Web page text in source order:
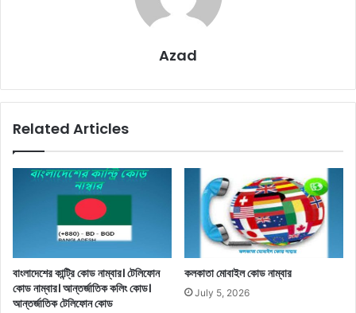
Azad
Related Articles
বাংলাদেশের কান্ট্রি কোড নাম্বার। টেলিফোন
কোড নাম্বার। আন্তর্জাতিক কলিং কোড।
আন্তর্জাতিক টেলিফোন কোড
কলকাতা মোবাইল কোড নাম্বার
July 5, 2026